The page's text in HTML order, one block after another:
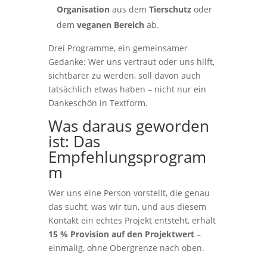
Organisationaus dem Tierschutzoder
dem veganen Bereichab.
Drei Programme, ein gemeinsamer
Gedanke: Wer uns vertraut oder uns hilft,
sichtbarer zu werden, soll davon auch
tatsächlich etwas haben – nicht nur ein
Dankeschön in Textform.
Was daraus geworden
ist: Das
Empfehlungsprogram
m
Wer uns eine Person vorstellt, die genau
das sucht, was wir tun, und aus diesem
Kontakt ein echtes Projekt entsteht, erhält
15 % Provision auf den Projektwert–
einmalig, ohne Obergrenze nach oben.